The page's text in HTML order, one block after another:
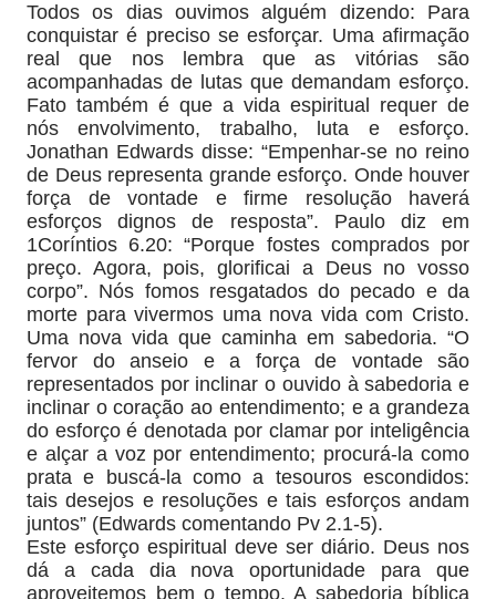
Todos os dias ouvimos alguém dizendo: Para
conquistar é preciso se esforçar. Uma afirmação
real que nos lembra que as vitórias são
acompanhadas de lutas que demandam esforço.
Fato também é que a vida espiritual requer de
nós envolvimento, trabalho, luta e esforço.
Jonathan Edwards disse: “Empenhar-se no reino
de Deus representa grande esforço. Onde houver
força de vontade e firme resolução haverá
esforços dignos de resposta”. Paulo diz em
1Coríntios 6.20: “Porque fostes comprados por
preço. Agora, pois, glorificai a Deus no vosso
corpo”. Nós fomos resgatados do pecado e da
morte para vivermos uma nova vida com Cristo.
Uma nova vida que caminha em sabedoria. “O
fervor do anseio e a força de vontade são
representados por inclinar o ouvido à sabedoria e
inclinar o coração ao entendimento; e a grandeza
do esforço é denotada por clamar por inteligência
e alçar a voz por entendimento; procurá-la como
prata e buscá-la como a tesouros escondidos:
tais desejos e resoluções e tais esforços andam
juntos” (Edwards comentando Pv 2.1-5).
Este esforço espiritual deve ser diário. Deus nos
dá a cada dia nova oportunidade para que
aproveitemos bem o tempo. A sabedoria bíblica